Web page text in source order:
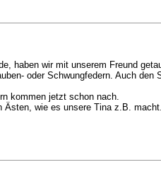
haben wir mit unserem Freund
oder Schwungfedern. Auch den
kommen jetzt schon nach.
wie es unsere Tina z.B.